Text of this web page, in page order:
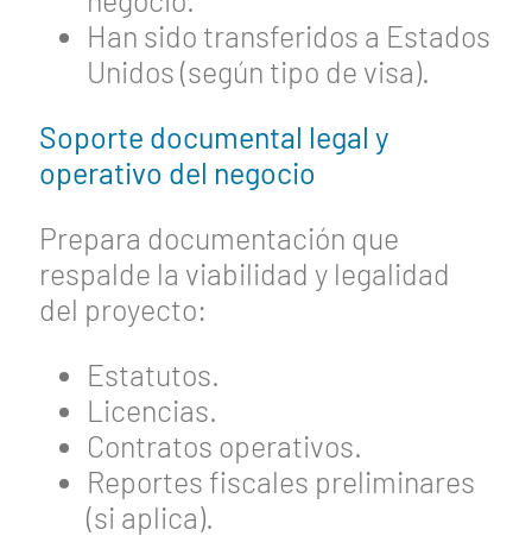
Han sido transferidos a Estados
Unidos (según tipo de visa).
Soporte documental legal y
operativo del negocio
Prepara documentación que
respalde la viabilidad y legalidad
del proyecto:
Estatutos.
Licencias.
Contratos operativos.
Reportes fiscales preliminares
(si aplica).